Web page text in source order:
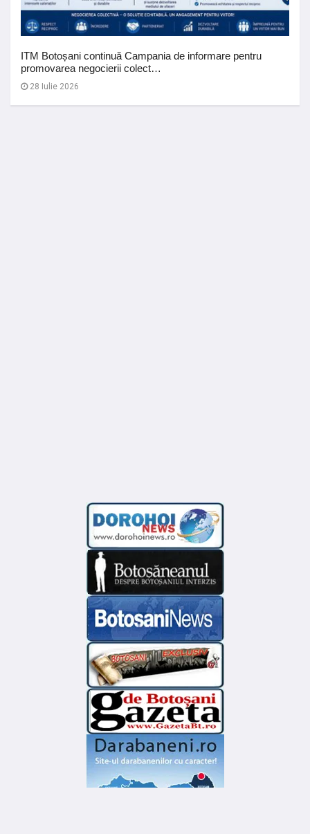
ITM Botoșani continuă Campania de informare pentru
promovarea negocierii colect…
28 Iulie 2026